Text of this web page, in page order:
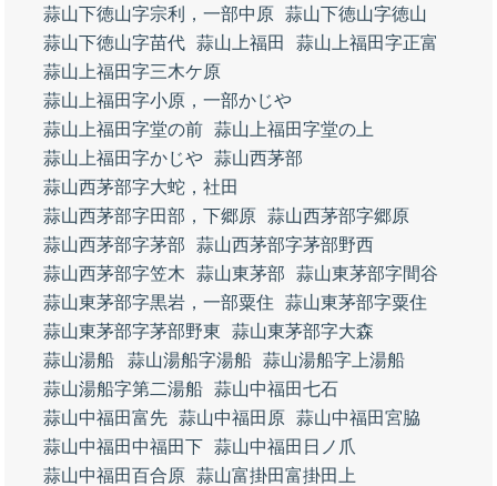
蒜山下徳山字宗利，一部中原 蒜山下徳山字徳山
蒜山下徳山字苗代 蒜山上福田
蒜山上福田字正富
蒜山上福田字三木ケ原
蒜山上福田字小原，一部かじや
蒜山上福田字堂の前 蒜山上福田字堂の上
蒜山上福田字かじや 蒜山西茅部
蒜山西茅部字大蛇，社田
蒜山西茅部字田部，下郷原 蒜山西茅部字郷原
蒜山西茅部字茅部
蒜山西茅部字茅部野西
蒜山西茅部字笠木
蒜山東茅部
蒜山東茅部字間谷
蒜山東茅部字黒岩，一部粟住
蒜山東茅部字粟住
蒜山東茅部字茅部野東
蒜山東茅部字大森
蒜山湯船
蒜山湯船字湯船 蒜山湯船字上湯船
蒜山湯船字第二湯船 蒜山中福田七石
蒜山中福田富先 蒜山中福田原 蒜山中福田宮脇
蒜山中福田中福田下 蒜山中福田日ノ爪
蒜山中福田百合原 蒜山富掛田富掛田上